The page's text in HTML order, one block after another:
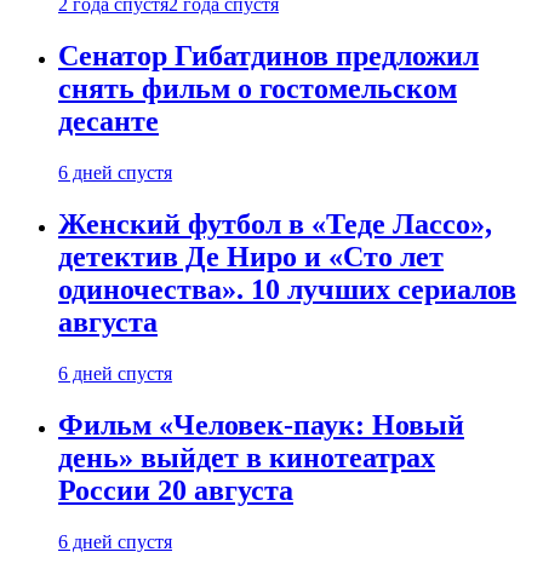
2 года спустя2 года спустя
Сенатор Гибатдинов предложил
снять фильм о гостомельском
десанте
6 дней спустя
Женский футбол в «Теде Лассо»,
детектив Де Ниро и «Сто лет
одиночества». 10 лучших сериалов
августа
6 дней спустя
Фильм «Человек-паук: Новый
день» выйдет в кинотеатрах
России 20 августа
6 дней спустя